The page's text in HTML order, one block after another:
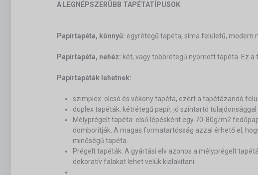
A LEGNÉPSZERÛBB TAPÉTATÍPUSOK
Papírtapéta, könnyű: egyrétegű tapéta, síma felületű, modern
Papírtapéta, nehéz: két, vagy többrétegű nyomott tapéta. Ez
Papírtapéták lehetnek:
szimplex: olcsó és vékony tapéta, ezért a tapétázandó
duplex tapéták: kétrétegű papír, jó színtartó
Mélyprégelt tapéta: első lépésként egy 70-80g/m2
domborítják. A magas formatartósság azzal érhető el,
minőségű tapéta.
Prégelt tapéták: A gyártási elv azonos a mélyprégelt
dekoratív falakat lehet velük kialakítani.